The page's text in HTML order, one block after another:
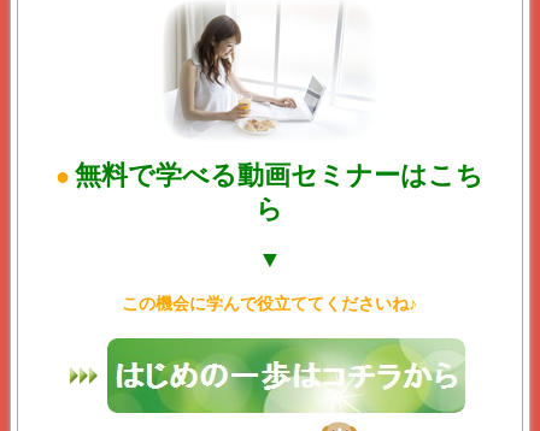
● 無料で学べる動画セミナーはこち
ら
▼
この機会に学んで役立ててくださいね♪